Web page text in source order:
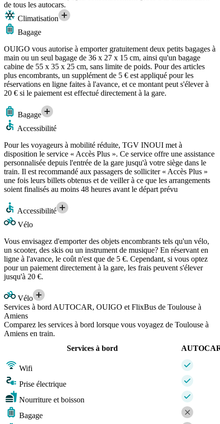
de tous les autocars.
Climatisation
Bagage
OUIGO vous autorise à emporter gratuitement deux petits bagages à
main ou un seul bagage de 36 x 27 x 15 cm, ainsi qu'un bagage
cabine de 55 x 35 x 25 cm, sans limite de poids. Pour des articles
plus encombrants, un supplément de 5 € est appliqué pour les
réservations en ligne faites à l'avance, et ce montant peut s'élever à
20 € si le paiement est effectué directement à la gare.
Bagage
Accessibilité
Pour les voyageurs à mobilité réduite, TGV INOUI met à
disposition le service « Accès Plus ». Ce service offre une assistance
personnalisée depuis l'entrée de la gare jusqu'à votre siège dans le
train. Il est recommandé aux passagers de solliciter « Accès Plus »
une fois leurs billets obtenus et de veiller à ce que les arrangements
soient finalisés au moins 48 heures avant le départ prévu
Accessibilité
Vélo
Vous envisagez d'emporter des objets encombrants tels qu'un vélo,
un scooter, des skis ou un instrument de musique? En réservant en
ligne à l'avance, le coût n'est que de 5 €. Cependant, si vous optez
pour un paiement directement à la gare, les frais peuvent s'élever
jusqu'à 20 €.
Vélo
Services à bord AUTOCAR, OUIGO et FlixBus de Toulouse à
Amiens
Comparez les services à bord lorsque vous voyagez de Toulouse à
Amiens en train.
Services à bord
Wifi
Prise électrique
Nourriture et boisson
Bagage